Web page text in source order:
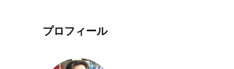
プロフィール